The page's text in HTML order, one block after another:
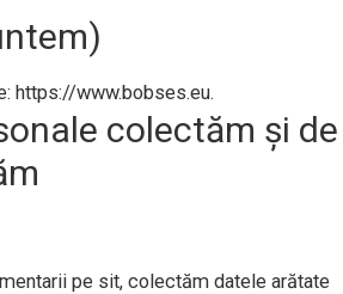
https://www.bobses.eu.
colectăm și de
pe sit, colectăm datele arătate